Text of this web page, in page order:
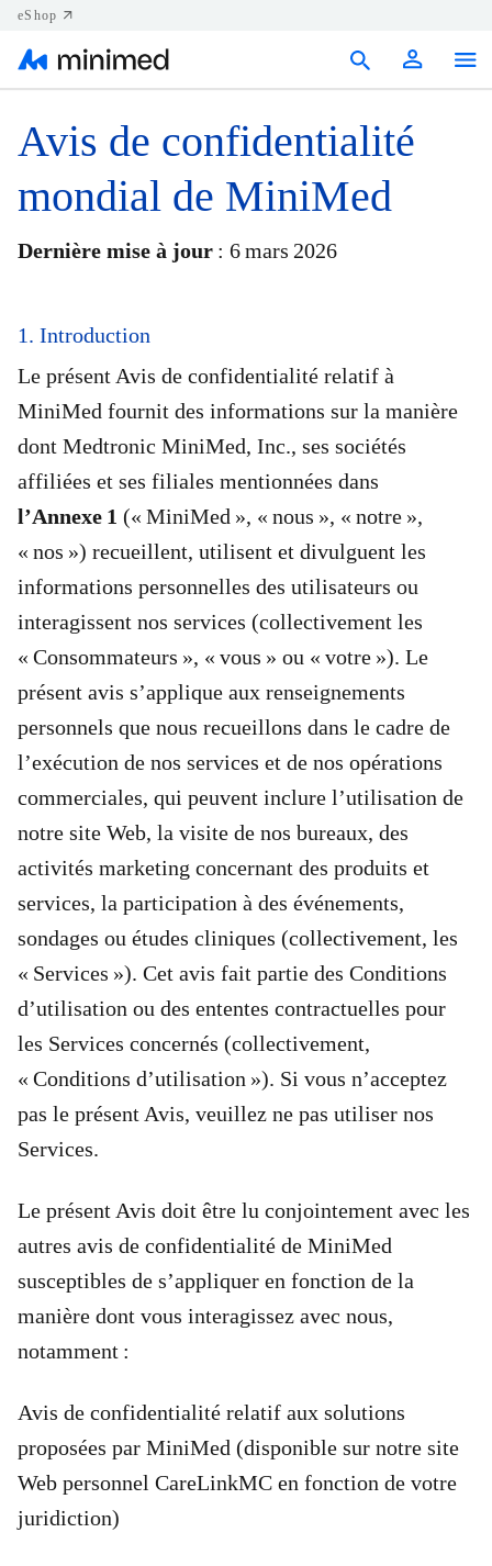
eShop
Avis de confidentialité
mondial de MiniMed
Dernière mise à jour : 6 mars 2026
1. Introduction
Le présent Avis de confidentialité relatif à
MiniMed fournit des informations sur la manière
dont Medtronic MiniMed, Inc., ses sociétés
affiliées et ses filiales mentionnées dans
l’Annexe 1 (« MiniMed », « nous », « notre »,
« nos ») recueillent, utilisent et divulguent les
informations personnelles des utilisateurs ou
interagissent nos services (collectivement les
« Consommateurs », « vous » ou « votre »). Le
présent avis s’applique aux renseignements
personnels que nous recueillons dans le cadre de
l’exécution de nos services et de nos opérations
commerciales, qui peuvent inclure l’utilisation de
notre site Web, la visite de nos bureaux, des
activités marketing concernant des produits et
services, la participation à des événements,
sondages ou études cliniques (collectivement, les
« Services »). Cet avis fait partie des Conditions
d’utilisation ou des ententes contractuelles pour
les Services concernés (collectivement,
« Conditions d’utilisation »). Si vous n’acceptez
pas le présent Avis, veuillez ne pas utiliser nos
Services.
Le présent Avis doit être lu conjointement avec les
autres avis de confidentialité de MiniMed
susceptibles de s’appliquer en fonction de la
manière dont vous interagissez avec nous,
notamment :
Avis de confidentialité relatif aux solutions
proposées par MiniMed (disponible sur notre site
Web personnel CareLinkMC en fonction de votre
juridiction)